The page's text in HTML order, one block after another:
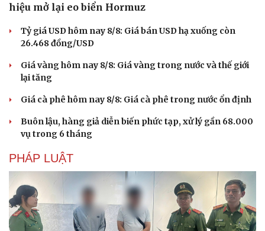
Văn hóa
Sân khấu - Điện ảnh
Âm nhạc
Di sản
Giải trí
Sao Việt
hiệu mở lại eo biển Hormuz
Tỷ giá USD hôm nay 8/8: Giá bán USD hạ xuống còn
26.468 đồng/USD
Giá vàng hôm nay 8/8: Giá vàng trong nước và thế giới
lại tăng
Giá cà phê hôm nay 8/8: Giá cà phê trong nước ổn định
Buôn lậu, hàng giả diễn biến phức tạp, xử lý gần 68.000
vụ trong 6 tháng
PHÁP LUẬT